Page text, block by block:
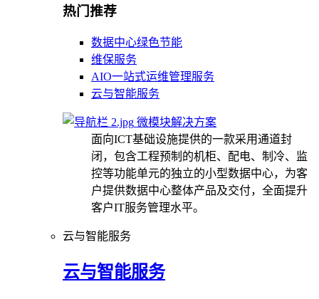
热门推荐
数据中心绿色节能
维保服务
AIO一站式运维管理服务
云与智能服务
微模块解决方案
面向ICT基础设施提供的一款采用通道封
闭，包含工程预制的机柜、配电、制冷、监
控等功能单元的独立的小型数据中心，为客
户提供数据中心整体产品及交付，全面提升
客户IT服务管理水平。
云与智能服务
云与智能服务